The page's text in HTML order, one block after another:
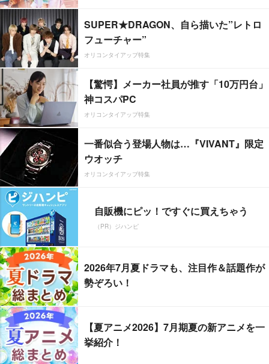
SUPER★DRAGON、自ら描いた”レトロ
フューチャー”
オリコンタイアップ特集
【驚愕】メーカー社員が推す「10万円台」
神コスパPC
オリコンタイアップ特集
一番似合う登場人物は…『VIVANT』限定
ウオッチ
オリコンタイアップ特集
自販機にピッ！ですぐに買えちゃう
（PR）ジハンピ
2026年7月夏ドラマも、注目作＆話題作が
勢ぞろい！
【夏アニメ2026】7月期夏の新アニメを一
挙紹介！